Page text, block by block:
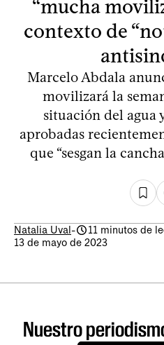
“mucha
contexto de
Marcelo Abdala
movilizará la
situación del agua
aprobadas
que “sesgan la
Natalia Uval-
11 minutos de
13 de mayo de 2023
Nuestro